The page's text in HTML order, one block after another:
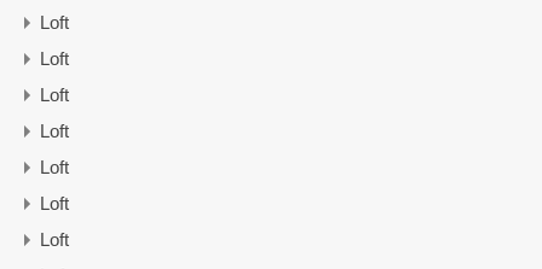
Loft
Loft
Loft
Loft
Loft
Loft
Loft